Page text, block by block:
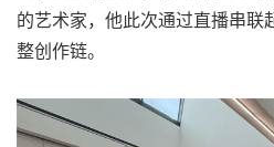
的艺术家，他此次通过直播串
整创作链。